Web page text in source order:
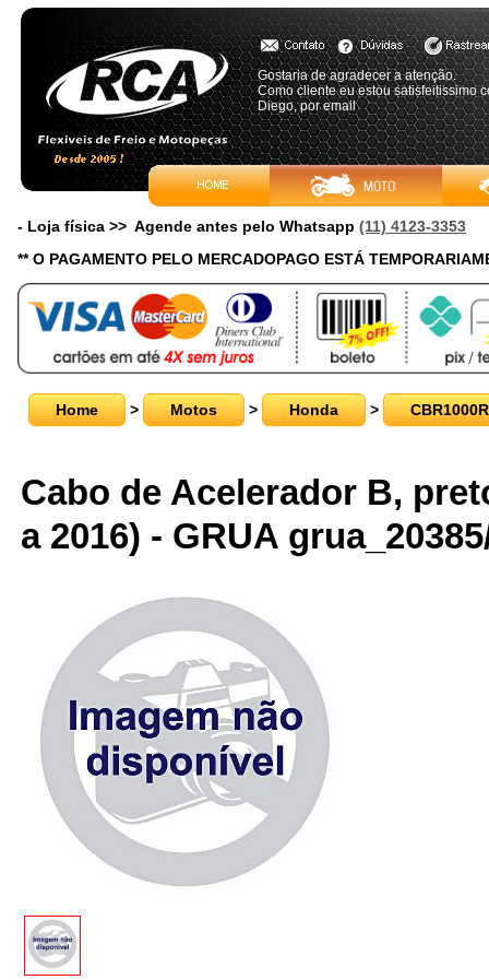
Gostaria de agradecer a atenção.
Como cliente eu estou satisfeitissimo
Diego, por email
- Loja física >> Agende antes pelo Whatsapp (11) 4123-3353
** O PAGAMENTO PELO MERCADOPAGO ESTÁ
Home > Motos > Honda >
Cabo de Acelerador B,
a 2016) - GRUA